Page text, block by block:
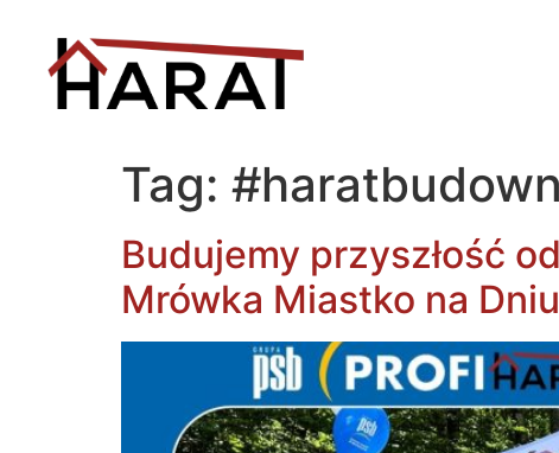
Tag:
Budujemy przyszłość
Mrówka Miastko na